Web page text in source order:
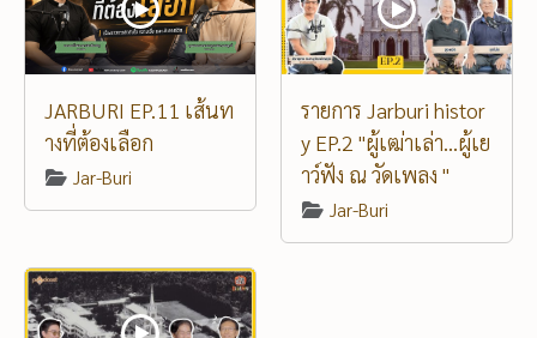
JARBURI EP.11 เส้นท
างที่ต้องเลือก
Jar-Buri
รายการ Jarburi histor
y EP.2 "ผู้เฒ่าเล่า...ผู้เย
าว์ฟัง ณ วัดเพลง "
Jar-Buri